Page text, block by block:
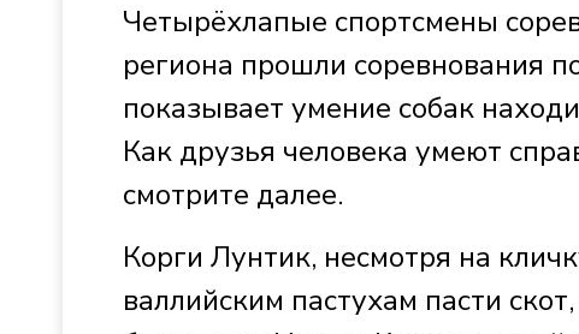
Четырёхлапые спортсмены
региона прошли соревнования
показывает умение собак
Как друзья человека умеют
смотрите далее.
Корги Лунтик, несмотря на
валлийским пастухам пасти